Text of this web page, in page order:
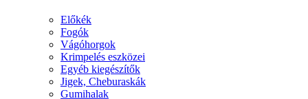
Előkék
Fogók
Vágóhorgok
Krimpelés eszközei
Egyéb kiegészítők
Jigek, Cheburaskák
Gumihalak